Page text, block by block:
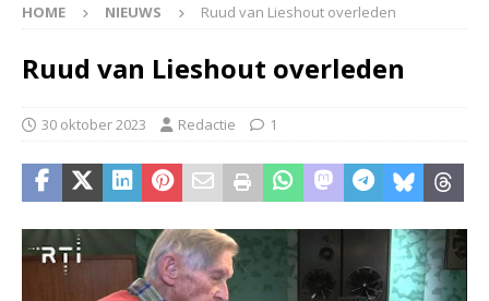
HOME NIEUWS Ruud van Lieshout overleden
Ruud van Lieshout overleden
30 oktober 2023 Redactie 1